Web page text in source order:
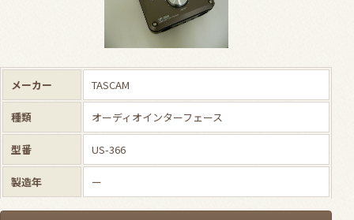
メーカー TASCAM
種類 オーディオインターフェース
型番 US-366
製造年 ー